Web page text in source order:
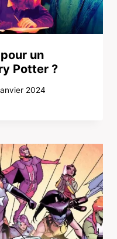
un
Potter ?
2024